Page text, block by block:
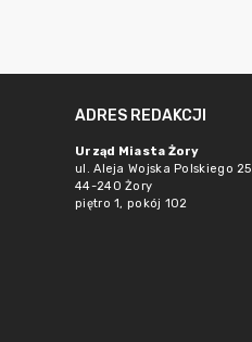
ADRES REDAKCJI
Urząd Miasta Żory
ul. Aleja Wojska Polskiego 25
44-240 Żory
piętro 1, pokój 102